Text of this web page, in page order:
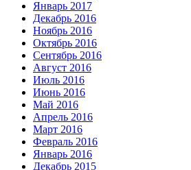
Январь 2017
Декабрь 2016
Ноябрь 2016
Октябрь 2016
Сентябрь 2016
Август 2016
Июль 2016
Июнь 2016
Май 2016
Апрель 2016
Март 2016
Февраль 2016
Январь 2016
Декабрь 2015